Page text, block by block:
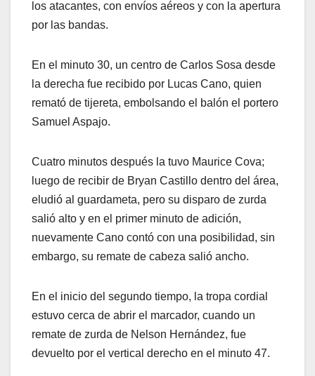
los atacantes, con envíos aéreos y con la apertura
por las bandas.
En el minuto 30, un centro de Carlos Sosa desde
la derecha fue recibido por Lucas Cano, quien
remató de tijereta, embolsando el balón el portero
Samuel Aspajo.
Cuatro minutos después la tuvo Maurice Cova;
luego de recibir de Bryan Castillo dentro del área,
eludió al guardameta, pero su disparo de zurda
salió alto y en el primer minuto de adición,
nuevamente Cano contó con una posibilidad, sin
embargo, su remate de cabeza salió ancho.
En el inicio del segundo tiempo, la tropa cordial
estuvo cerca de abrir el marcador, cuando un
remate de zurda de Nelson Hernández, fue
devuelto por el vertical derecho en el minuto 47.